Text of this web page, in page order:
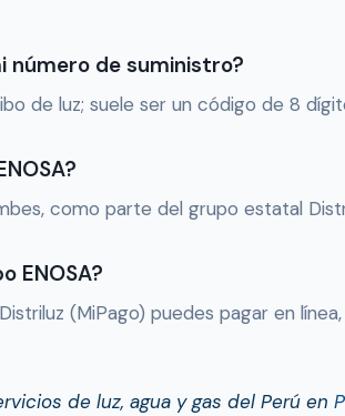
número de suministro?
de luz; suele ser un código de 8
como parte del grupo estatal
ENOSA?
(MiPago) puedes pagar en
de luz, agua y gas del Perú en